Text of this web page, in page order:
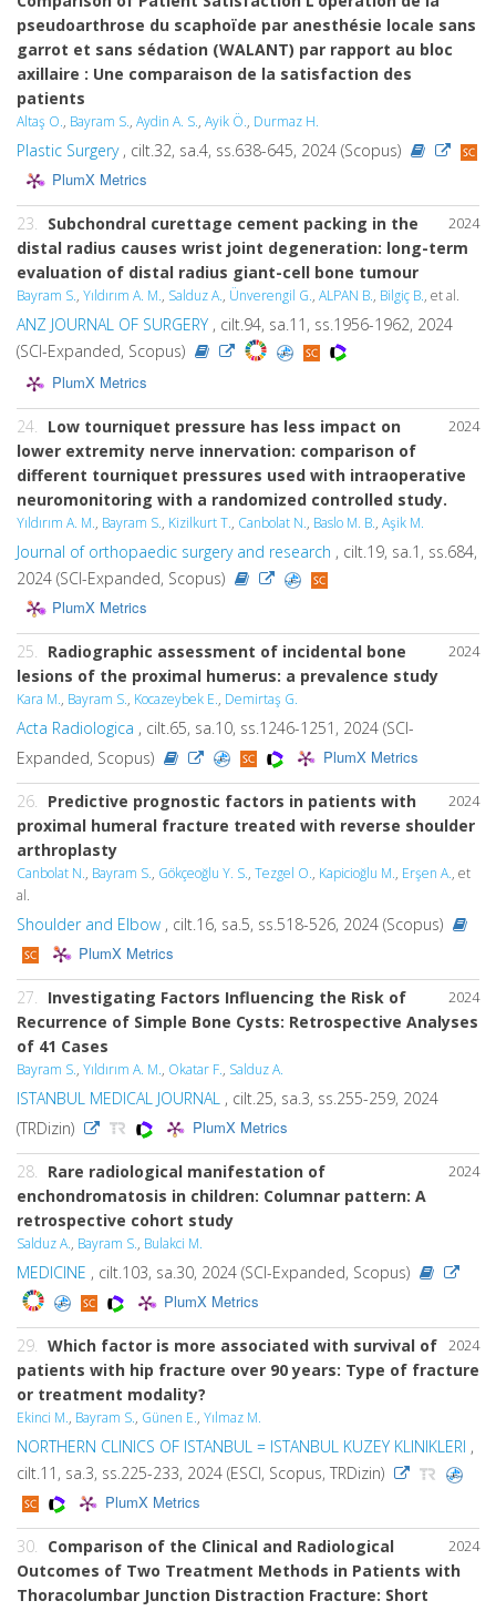
pseudoarthrose du scaphoïde par anesthésie locale sans
garrot et sans sédation (WALANT) par rapport au bloc
axillaire : Une comparaison de la satisfaction des
patients
Altaş O., Bayram S., Aydin A. S., Ayik Ö., Durmaz H.
Plastic Surgery, cilt.32, sa.4, ss.638-645, 2024 (Scopus)
PlumX Metrics
2024
23. Subchondral curettage cement packing in the
distal radius causes wrist joint degeneration: long-term
evaluation of distal radius giant-cell bone tumour
Bayram S., Yıldırım A. M., Salduz A., Ünverengil G., ALPAN B., Bilgiç B., et al.
ANZ JOURNAL OF SURGERY , cilt.94, sa.11, ss.1956-1962, 2024
(SCI-Expanded, Scopus)
PlumX Metrics
2024
24.
Low tourniquet pressure has less impact on
lower extremity nerve innervation: comparison of
different tourniquet pressures used with intraoperative
neuromonitoring with a randomized controlled study.
Yıldırım A. M., Bayram S., Kizilkurt T., Canbolat N., Baslo M. B., Aşik M.
Journal of orthopaedic surgery and research , cilt.19, sa.1, ss.684,
2024 (SCI-Expanded, Scopus)
PlumX Metrics
2024
25.
Radiographic assessment of incidental bone
lesions of the proximal humerus: a prevalence study
Kara M., Bayram S., Kocazeybek E., Demirtaş G.
Acta Radiologica , cilt.65, sa.10, ss.1246-1251, 2024 (SCI-
Expanded, Scopus)
PlumX Metrics
2024
26.
Predictive prognostic factors in patients with
proximal humeral fracture treated with reverse shoulder
arthroplasty
Canbolat N., Bayram S., Gökçeoğlu Y. S., Tezgel O., Kapicioğlu M., Erşen A., et
al.
Shoulder and Elbow , cilt.16, sa.5, ss.518-526, 2024 (Scopus)
PlumX Metrics
2024
27.
Investigating Factors Influencing the Risk of
Recurrence of Simple Bone Cysts: Retrospective Analyses
of 41 Cases
Bayram S., Yıldırım A. M., Okatar F., Salduz A.
ISTANBUL MEDICAL JOURNAL , cilt.25, sa.3, ss.255-259, 2024
(TRDizin)
PlumX Metrics
2024
28.
Rare radiological manifestation of
enchondromatosis in children: Columnar pattern: A
retrospective cohort study
Salduz A., Bayram S., Bulakci M.
MEDICINE , cilt.103, sa.30, 2024 (SCI-Expanded, Scopus)
PlumX Metrics
2024
29.
Which factor is more associated with survival of
patients with hip fracture over 90 years: Type of fracture
or treatment modality?
Ekinci M., Bayram S., Günen E., Yılmaz M.
NORTHERN CLINICS OF ISTANBUL = ISTANBUL KUZEY KLINIKLERI ,
cilt.11, sa.3, ss.225-233, 2024 (ESCI, Scopus, TRDizin)
PlumX Metrics
2024
30.
Comparison of the Clinical and Radiological
Outcomes of Two Treatment Methods in Patients with
Thoracolumbar Junction Distraction Fracture: Short